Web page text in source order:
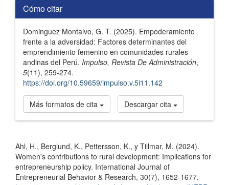
Cómo citar
Dominguez Montalvo, G. T. (2025). Empoderamiento
frente a la adversidad: Factores determinantes del
emprendimiento femenino en comunidades rurales
andinas del Perú. Impulso, Revista De Administración,
5(11), 259-274.
https://doi.org/10.59659/impulso.v.5i11.142
Más formatos de cita Descargar cita
Ahl, H., Berglund, K., Pettersson, K., y Tillmar, M. (2024).
Women's contributions to rural development: Implications for
entrepreneurship policy. International Journal of
Entrepreneurial Behavior & Research, 30(7), 1652-1677.